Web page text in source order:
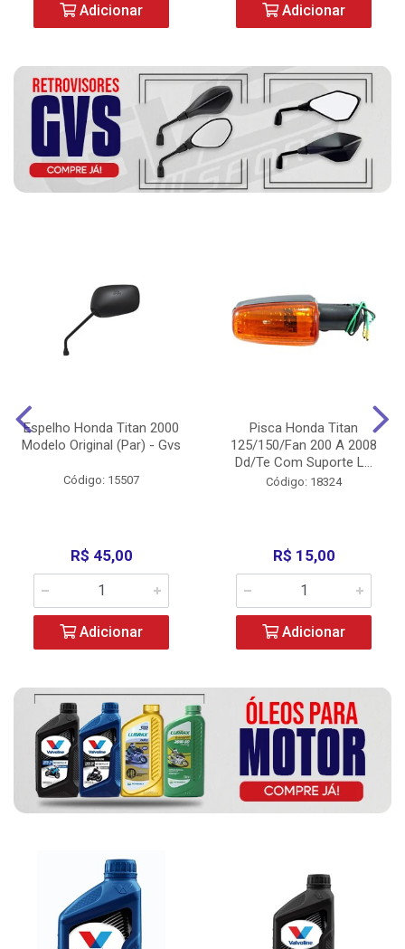
Adicionar Adicionar
Espelho Honda Titan 2000
Modelo Original (Par) - Gvs
Código: 15507
R$ 45,00
Adicionar
Pisca Honda Titan
125/150/Fan 200 A 2008
Dd/Te Com Suporte L...
Código: 18324
R$ 15,00
Adicionar